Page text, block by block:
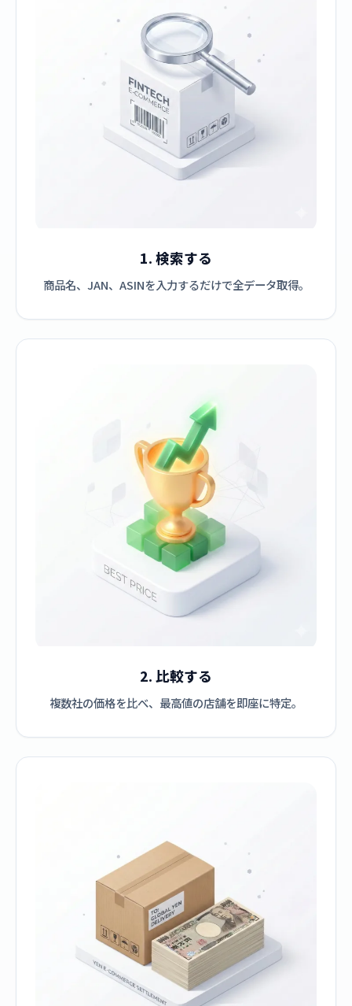
1. 検索する
商品名、JAN、ASINを入力するだけで全データ取得。
2. 比較する
複数社の価格を比べ、最高値の店舗を即座に特定。